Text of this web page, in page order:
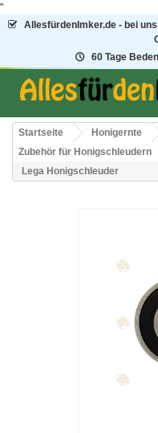
"
AllesfürdenImker.de - bei
60 Tage
Startseite Honigernte
Zubehör für Honigschleudern
Lega Honigschleuder